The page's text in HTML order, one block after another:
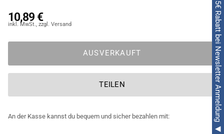
◀ 5€ Rabatt bei Newsletter Anmeldung ◀
etlichen Komponenten und vor allem Spinnen- und Hexen-
Verkleidungen!
10,89 €
AUSVERKAUFT
TEILEN
An der Kasse kannst du bequem und sicher bezahlen mit: